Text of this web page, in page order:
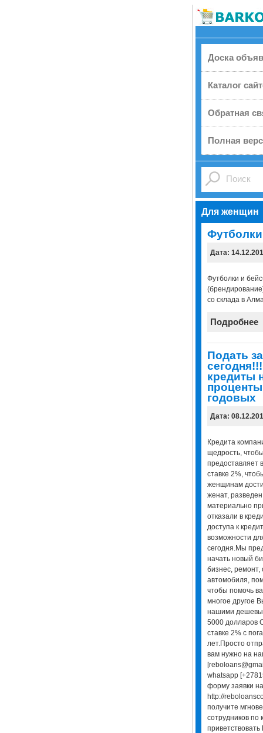
Доска
Каталог
Обратная
Полная
Для женщин
Дата:
Футболки и
со склада в
Подробнее
Подать
кредиты
годовых
Дата:
Кредита
щедрость,
предоставляет
ставке 2%,
женщинам
женат,
материально
отказали в
доступа к
возможности
сегодня.Мы
начать новый
бизнес, ремонт,
автомобиля,
чтобы помочь
многое другое
нашими
5000 долларов
ставке 2% с
лет.Просто
вам нужно на
whatsapp
форму заявки
http://
получите
сотрудников